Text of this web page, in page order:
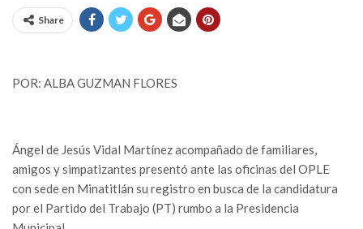
Share
POR: ALBA GUZMAN FLORES
Ángel de Jesús Vidal Martínez acompañado de familiares,
amigos y simpatizantes presentó ante las oficinas del OPLE
con sede en Minatitlán su registro en busca de la candidatura
por el Partido del Trabajo (PT) rumbo a la Presidencia